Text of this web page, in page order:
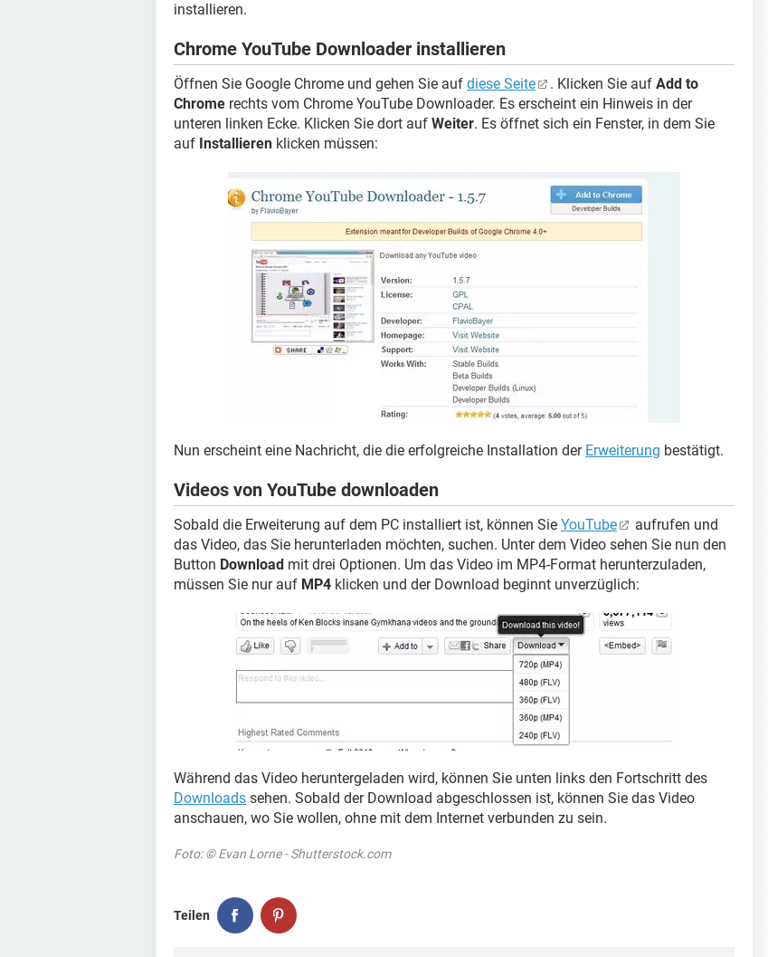
installieren.
Chrome YouTube Downloader installieren
Öffnen Sie Google Chrome und gehen Sie auf diese Seite . Klicken Sie auf Add to
Chrome rechts vom Chrome YouTube Downloader. Es erscheint ein Hinweis in der
unteren linken Ecke. Klicken Sie dort auf Weiter. Es öffnet sich ein Fenster, in dem Sie
auf Installieren klicken müssen:
Nun erscheint eine Nachricht, die die erfolgreiche Installation der Erweiterung bestätigt.
Videos von YouTube downloaden
Sobald die Erweiterung auf dem PC installiert ist, können Sie YouTube
aufrufen und
das Video, das Sie herunterladen möchten, suchen. Unter dem Video sehen Sie nun den
Button Download mit drei Optionen. Um das Video im MP4-Format herunterzuladen,
müssen Sie nur auf MP4 klicken und der Download beginnt unverzüglich:
Während das Video heruntergeladen wird, können Sie unten links den Fortschritt des
Downloads sehen. Sobald der Download abgeschlossen ist, können Sie das Video
anschauen, wo Sie wollen, ohne mit dem Internet verbunden zu sein.
Foto: © Evan Lorne - Shutterstock.com
Teilen